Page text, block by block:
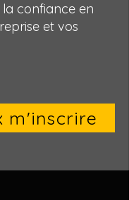
confiance en
et vos
m'inscrire